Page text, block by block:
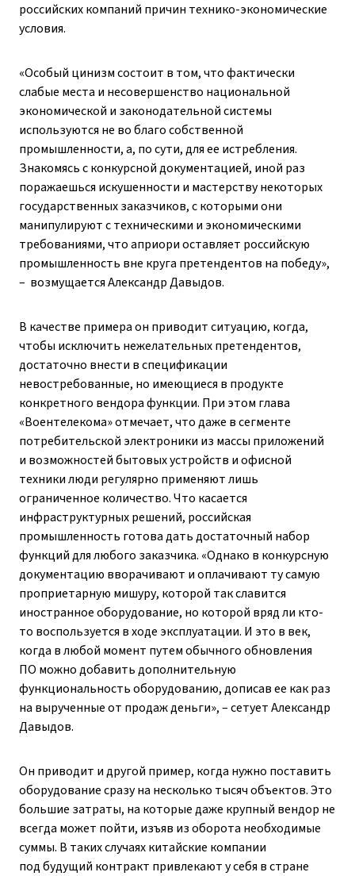
российских компаний причин технико-экономические
условия.
«Особый цинизм состоит в том, что фактически
слабые места и несовершенство национальной
экономической и законодательной системы
используются не во благо собственной
промышленности, а, по сути, для ее истребления.
Знакомясь с конкурсной документацией, иной раз
поражаешься искушенности и мастерству некоторых
государственных заказчиков, с которыми они
манипулируют с техническими и экономическими
требованиями, что априори оставляет российскую
промышленность вне круга претендентов на победу»,
– ​ возмущается Александр Давыдов.
В качестве примера он приводит ситуацию, когда,
чтобы исключить нежелательных претендентов,
достаточно внести в спецификации
невостребованные, но имеющиеся в продукте
конкретного вендора функции. При этом глава
«Воентелекома» отмечает, что даже в сегменте
потребительской электроники из массы приложений
и возможностей бытовых устройств и офисной
техники люди регулярно применяют лишь
ограниченное количество. Что касается
инфраструктурных решений, российская
промышленность готова дать достаточный набор
функций для любого заказчика. «Однако в конкурсную
документацию вворачивают и оплачивают ту самую
проприетарную мишуру, которой так славится
иностранное оборудование, но которой вряд ли кто-
то воспользуется в ходе эксплуатации. И это в век,
когда в любой момент путем обычного обновления
ПО можно добавить дополнительную
функциональность оборудованию, дописав ее как раз
на вырученные от продаж деньги», – ​сетует Александр
Давыдов.
Он приводит и другой пример, когда нужно поставить
оборудование сразу на несколько тысяч объектов. Это
большие затраты, на которые даже крупный вендор не
всегда может пойти, изъяв из оборота необходимые
суммы. В таких случаях китайские компании
под будущий контракт привлекают у себя в стране